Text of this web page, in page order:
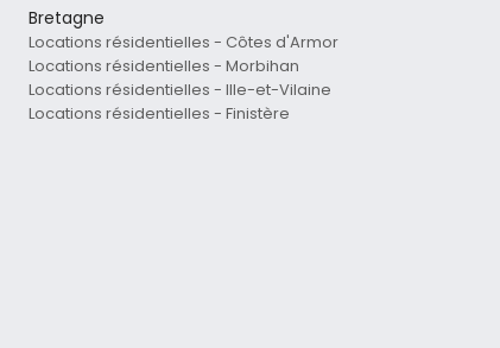
Bretagne
Locations résidentielles - Côtes d'Armor
Locations résidentielles - Morbihan
Locations résidentielles - Ille-et-Vilaine
Locations résidentielles - Finistère